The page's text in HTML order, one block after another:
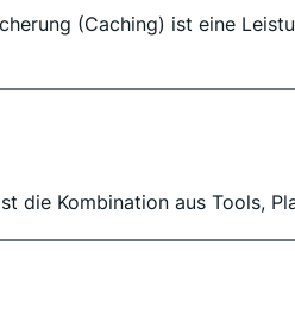
(Caching) ist eine
die Kombination aus Tools,